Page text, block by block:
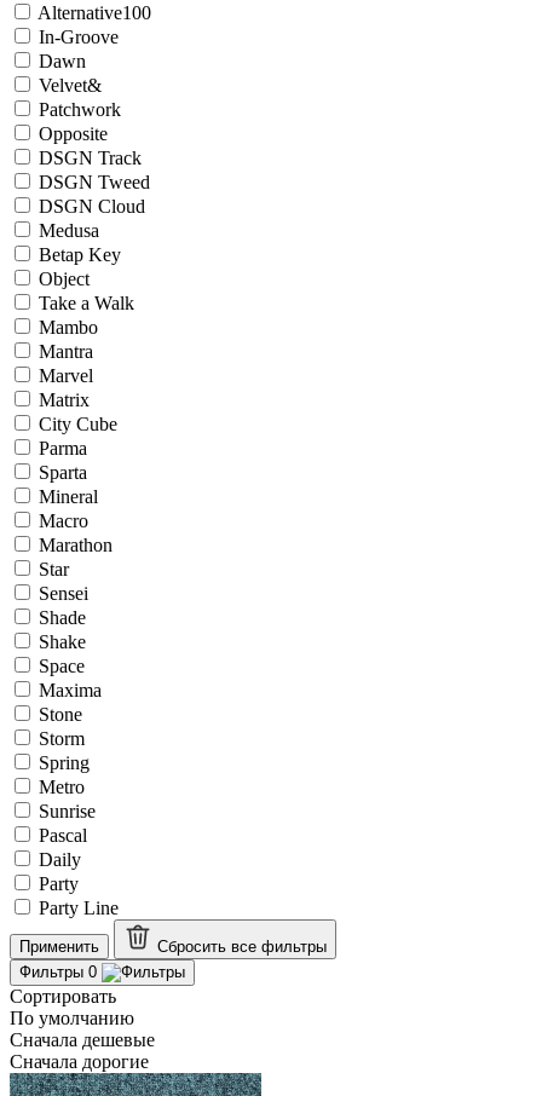
Alternative100
In-Groove
Dawn
Velvet&
Patchwork
Opposite
DSGN Track
DSGN Tweed
DSGN Cloud
Medusa
Betap Key
Object
Take a Walk
Mambo
Mantra
Marvel
Matrix
City Cube
Parma
Sparta
Mineral
Macro
Marathon
Star
Sensei
Shade
Shake
Space
Maxima
Stone
Storm
Spring
Metro
Sunrise
Pascal
Daily
Party
Party Line
Применить Сбросить все фильтры
Фильтры 0
Сортировать
По умолчанию
Сначала дешевые
Сначала дорогие